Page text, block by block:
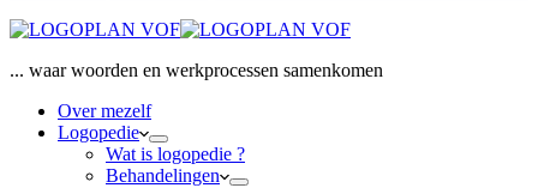
... waar woorden en werkprocessen samenkomen
Over mezelf
Logopedie
Wat is logopedie ?
Behandelingen